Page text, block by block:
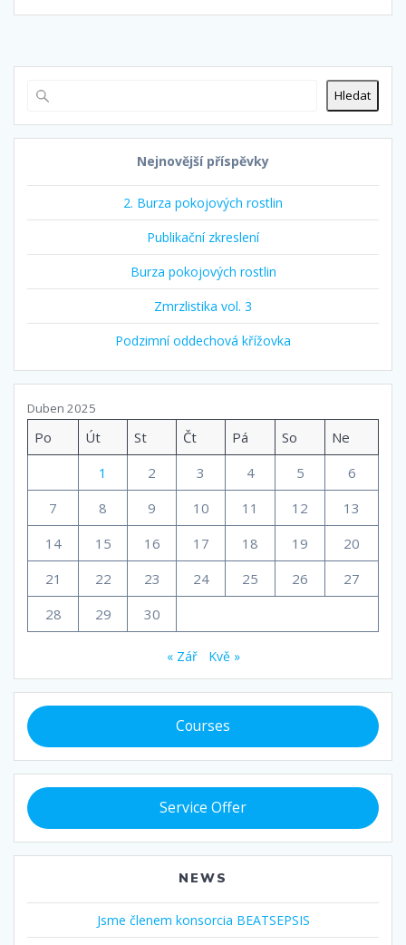
Hledat
Nejnovější příspěvky
2. Burza pokojových rostlin
Publikační zkreslení
Burza pokojových rostlin
Zmrzlistika vol. 3
Podzimní oddechová křížovka
Duben 2025
Po Út St Čt Pá So
Ne
1
2 3 4 5
6
7
8 9 10 11 12
13
14
15 16 17 18 19
20
21
22 23 24 25 26
27
28
29 30
« Zář Kvě »
Courses
Service Offer
NEWS
Jsme členem konsorcia BEATSEPSIS